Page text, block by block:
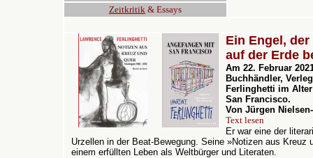
Zeitkritik & Essays
Ein Engel,
auf der Erde
Am 22. Februar
Buchhändler,
Ferlinghetti im
San Francisco.
Von Jürgen
Text lesen
Er war eine der
Urzellen in der Beat-Bewegung. Seine »Notizen aus Kreuz
einem erfüllten Leben als Weltbürger und Literaten.